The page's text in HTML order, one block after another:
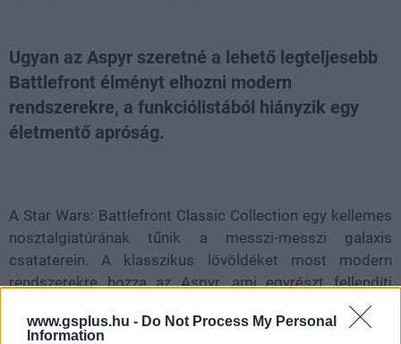
www.gsplus.hu - Do Not Process My Personal
Information
Ugyan az Aspyr szeretné a lehető legteljesebb
Battlefront élményt elhozni modern
rendszerekre, a funkciólistából hiányzik egy
életmentő apróság.
A Star Wars: Battlefront Classic Collection egy kellemes
nosztalgiatúrának tűnik a messzi-messzi galaxis
csataterein. A klasszikus lövöldéket most modern
rendszerekre hozza az Aspyr, ami egyrészt fellendíti
majd az életet azok szerverein, másrészt összehozza a
Star Wars-rajongó haverokat egy-egy kalandos estére. A